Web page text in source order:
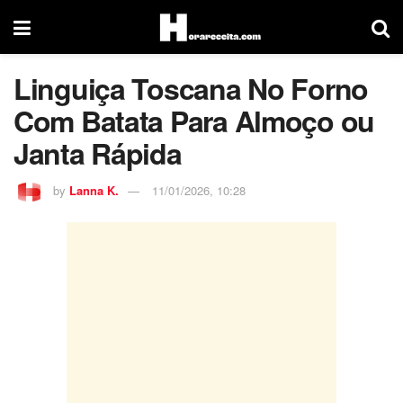
Linguiça Toscana No Forno
Com Batata Para Almoço ou
Janta Rápida
by Lanna K. 11/01/2026, 10:28